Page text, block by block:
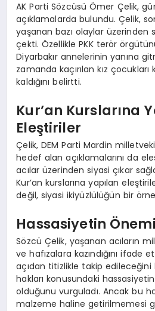
AK Parti Sözcüsü Ömer Çelik,
açıklamalarda bulundu. Çelik,
yaşanan bazı olaylar üzerinden
çekti. Özellikle PKK terör
Diyarbakır annelerinin yanına
zamanda kaçırılan kız
kaldığını belirtti.
Kur’an Kurslarına
Eleştiriler
Çelik, DEM Parti Mardin
hedef alan açıklamalarını da
acılar üzerinden siyasi çıkar
Kur’an kurslarına yapılan
değil, siyasi ikiyüzlülüğün bir
Hassasiyetin Önemi
Sözcü Çelik, yaşanan acıların
ve hafızalara kazındığını ifade
açıdan titizlikle takip
hakları konusundaki
olduğunu vurguladı. Ancak bu
malzeme haline getirilmemesi